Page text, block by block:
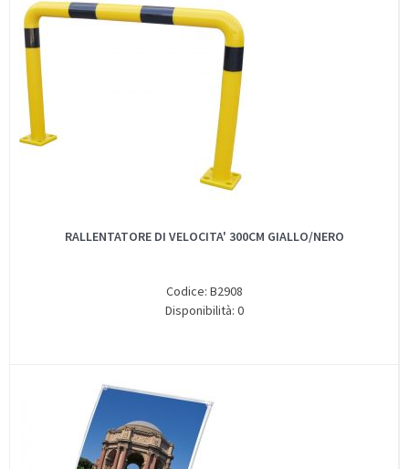
RALLENTATORE DI VELOCITA' 300CM GIALLO/NERO
Codice: B2908
Disponibilità: 0